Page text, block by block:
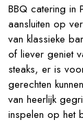
BBQ catering in
aansluiten op
van klassieke
of liever geniet
steaks, er is
gerechten
van heerlijk
inspelen op het